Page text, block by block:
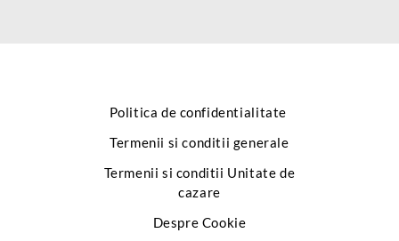
Politica de confidentialitate
Termenii si conditii generale
Termenii si conditii Unitate de
cazare
Despre Cookie